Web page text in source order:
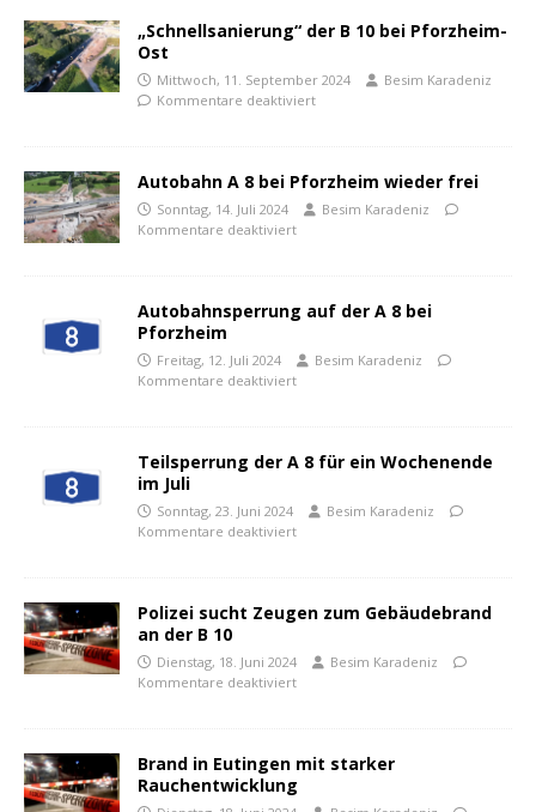
„Schnellsanierung“ der B 10 bei Pforzheim-
Ost
Mittwoch, 11. September 2024
Besim Karadeniz
Kommentare deaktiviert
Autobahn A 8 bei Pforzheim wieder frei
Sonntag, 14. Juli 2024
Besim Karadeniz
Kommentare deaktiviert
Autobahnsperrung auf der A 8 bei
Pforzheim
Freitag, 12. Juli 2024
Besim Karadeniz
Kommentare deaktiviert
Teilsperrung der A 8 für ein Wochenende
im Juli
Sonntag, 23. Juni 2024
Besim Karadeniz
Kommentare deaktiviert
Polizei sucht Zeugen zum Gebäudebrand
an der B 10
Dienstag, 18. Juni 2024
Besim Karadeniz
Kommentare deaktiviert
Brand in Eutingen mit starker
Rauchentwicklung